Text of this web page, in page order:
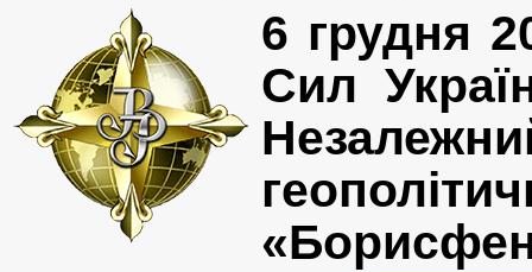
6 грудня
Сил